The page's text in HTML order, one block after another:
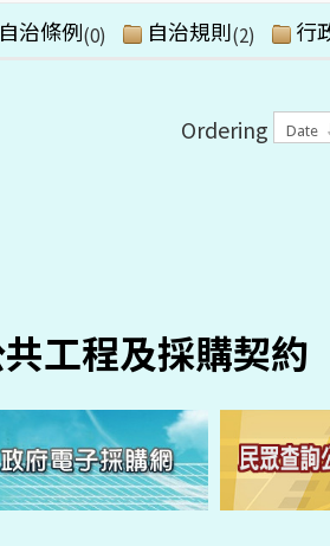
自治條例(0) 自治規則(2) 行
Ordering
公共工程及採購契約